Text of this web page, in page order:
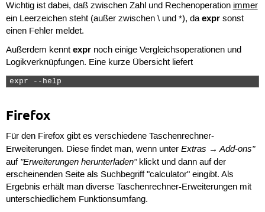
Wichtig ist dabei, daß zwischen Zahl und Rechenoperation immer
ein Leerzeichen steht (außer zwischen \ und *), daexprsonst
einen Fehler meldet.
Außerdem kennt exprnoch einige Vergleichsoperationen und
Logikverknüpfungen. Eine kurze Übersicht liefert
expr --help
Firefox
Für den Firefox gibt es verschiedene Taschenrechner-
Erweiterungen. Diese findet man, wenn unter Extras → Add-ons"
auf "Erweiterungen herunterladen"klickt und dann auf der
erscheinenden Seite als Suchbegriff "calculator" eingibt. Als
Ergebnis erhält man diverse Taschenrechner-Erweiterungen mit
unterschiedlichem Funktionsumfang.